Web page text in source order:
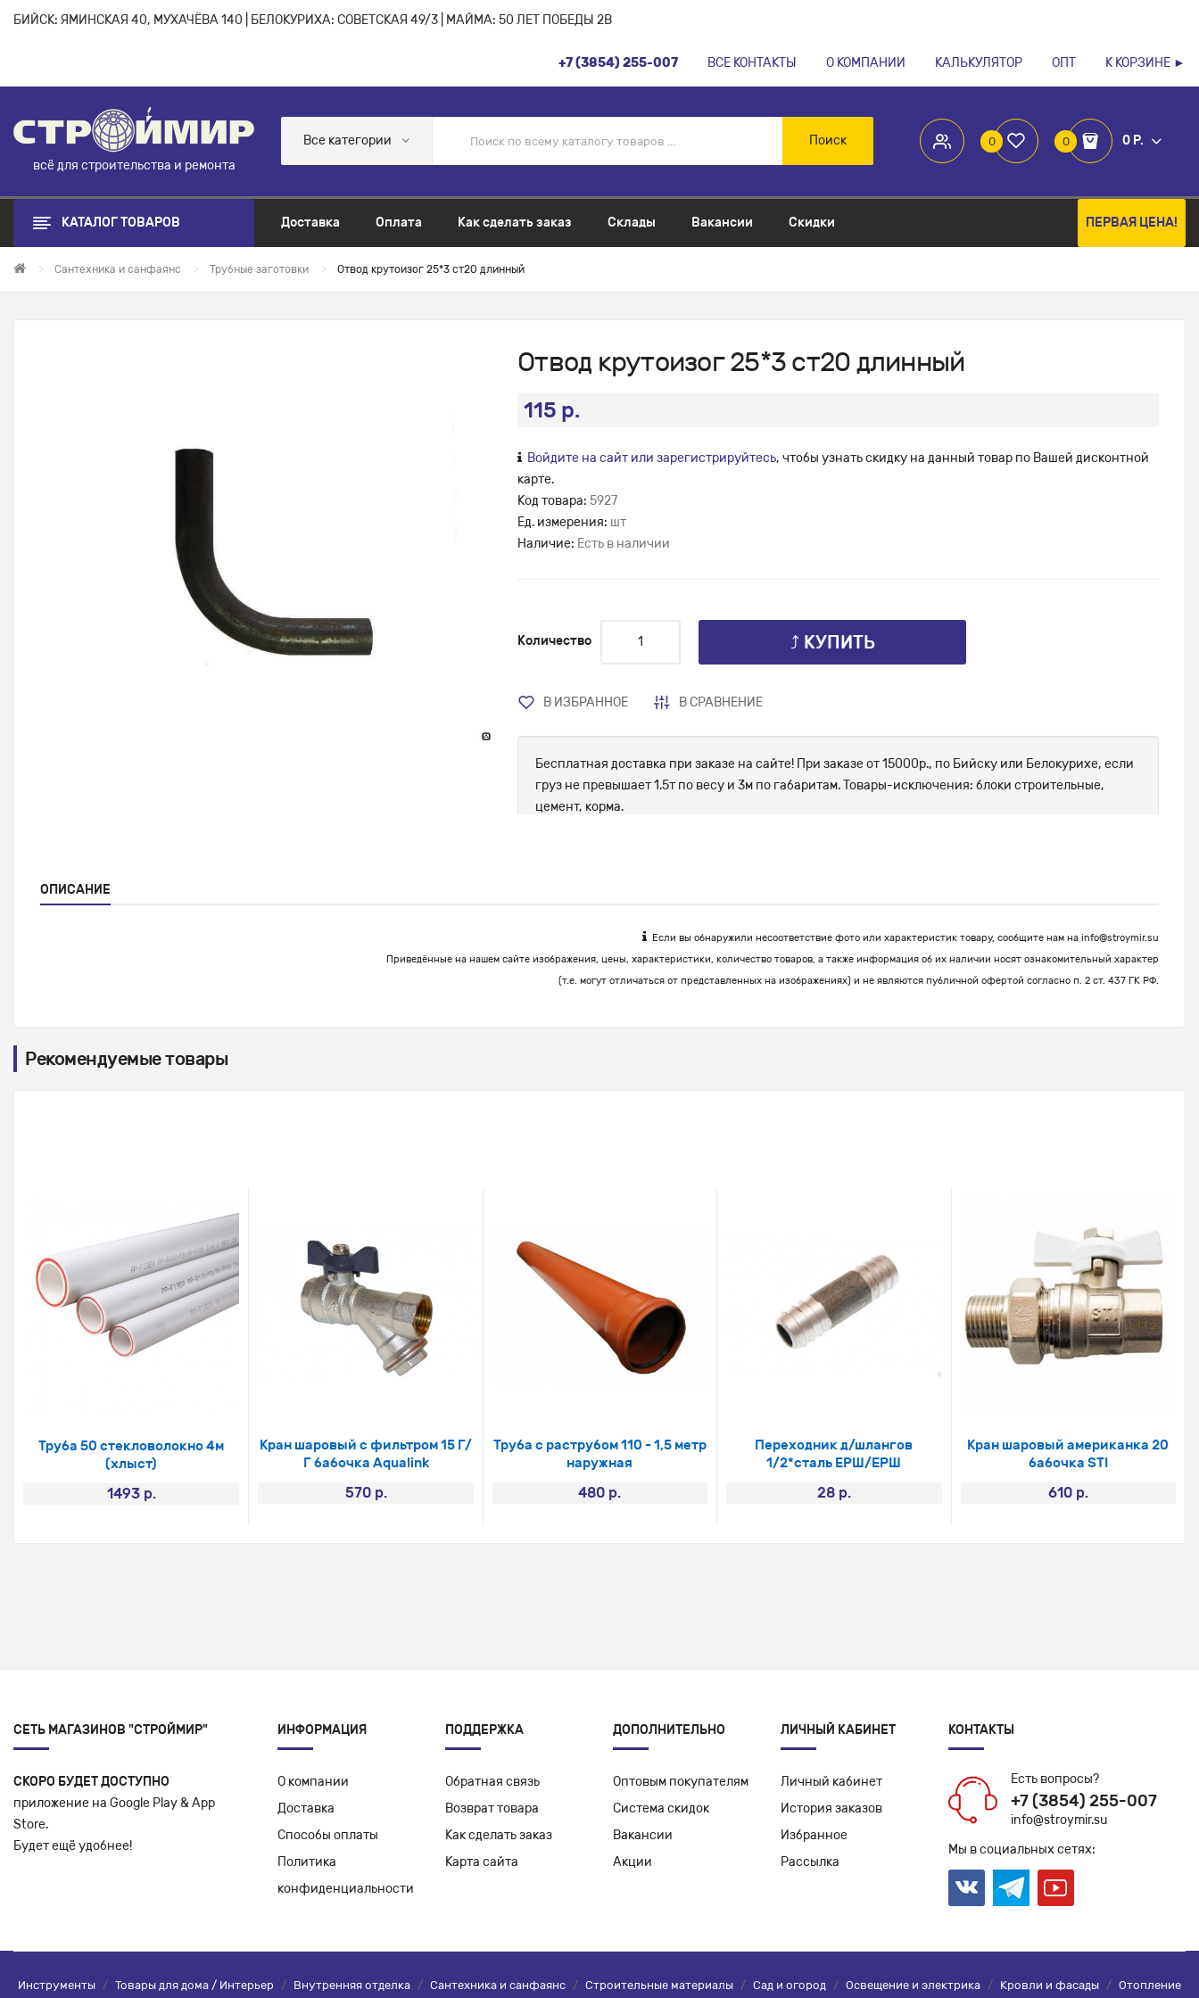
БИЙСК: ЯМИНСКАЯ 40, МУХАЧЁВА 140 | БЕЛОКУРИХА: СОВЕТСКАЯ 49/3 | МАЙМА: 50 ЛЕТ ПОБЕДЫ 2В
+7 (3854) 255-007 ВСЕ КОНТАКТЫ О КОМПАНИИ КАЛЬКУЛЯТОР ОПТ К КОРЗИНЕ ►
всё для строительства и ремонта
0 0 0 Р.
Все категории Поиск
КАТАЛОГ ТОВАРОВ Доставка Оплата Как сделать заказ Склады Вакансии Скидки ПЕРВАЯ ЦЕНА!
Сантехника и санфаянс Трубные заготовки Отвод крутоизог 25*3 ст20 длинный
Отвод крутоизог 25*3 ст20 длинный
115 р.
Войдите на сайт или зарегистрируйтесь, чтобы узнать скидку на данный товар по Вашей дисконтной
карте.
Код товара: 5927
Ед. измерения: шт
Наличие: Есть в наличии
Количество ⤴ КУПИТЬ
В ИЗБРАННОЕ В СРАВНЕНИЕ
Бесплатная доставка при заказе на сайте! При заказе от 15000р., по Бийску или Белокурихе, если
груз не превышает 1.5т по весу и 3м по габаритам. Товары-исключения: блоки строительные,
цемент, корма.
ОПИСАНИЕ
Если вы обнаружили несоответствие фото или характеристик товару, сообщите нам на info@stroymir.su
Приведённые на нашем сайте изображения, цены, характеристики, количество товаров, а также информация об их наличии носят ознакомительный характер
(т.е. могут отличаться от представленных на изображениях) и не являются публичной офертой согласно п. 2 ст. 437 ГК РФ.
Рекомендуемые товары
Труба 50 стекловолокно 4м
(хлыст)
1493 р.
Кран шаровый с фильтром 15 Г/
Г бабочка Aqualink
570 р.
Труба с раструбом 110 - 1,5 метр
наружная
480 р.
Переходник д/шлангов
1/2*сталь ЕРШ/ЕРШ
28 р.
Кран шаровый американка 20
бабочка STI
610 р.
СЕТЬ МАГАЗИНОВ "СТРОЙМИР"
СКОРО БУДЕТ ДОСТУПНО
приложение на Google Play & App
Store.
Будет ещё удобнее!
ИНФОРМАЦИЯ
О компании
Доставка
Способы оплаты
Политика
конфиденциальности
ПОДДЕРЖКА
Обратная связь
Возврат товара
Как сделать заказ
Карта сайта
ДОПОЛНИТЕЛЬНО
Оптовым покупателям
Система скидок
Вакансии
Акции
ЛИЧНЫЙ КАБИНЕТ
Личный кабинет
История заказов
Избранное
Рассылка
КОНТАКТЫ
Есть вопросы?
+7 (3854) 255-007
info@stroymir.su
Мы в социальных сетях:
Инструменты / Товары для дома / Интерьер / Внутренняя отделка / Сантехника и санфаянс / Строительные материалы / Сад и огород / Освещение и электрика / Кровли и фасады / Отопление